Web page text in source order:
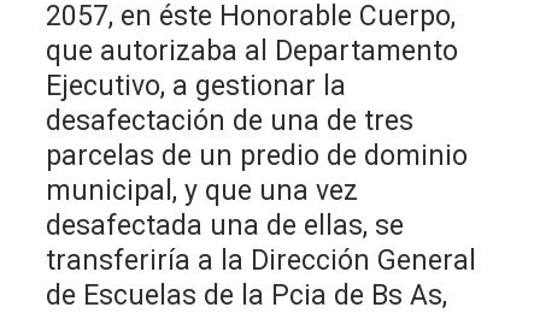
2057, en éste Honorable Cuerpo,
que autorizaba al Departamento
Ejecutivo, a gestionar la
desafectación de una de tres
parcelas de un predio de dominio
municipal, y que una vez
desafectada una de ellas, se
transferiría a la Dirección General
de Escuelas de la Pcia de Bs As,